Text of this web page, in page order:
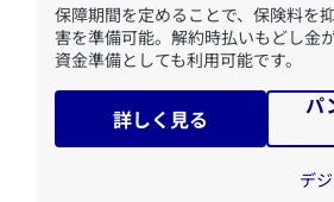
保障期間を定めることで、保険料を
害を準備可能。解約時払いもどし金
資金準備としても利用可能です。
詳しく見る
パ
デ